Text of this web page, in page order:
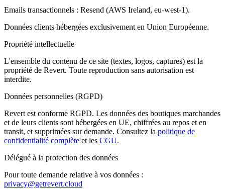
Emails transactionnels : Resend (AWS Ireland, eu-west-1).
Données clients hébergées exclusivement en Union Européenne.
Propriété intellectuelle
L'ensemble du contenu de ce site (textes, logos, captures) est la
propriété de Revert. Toute reproduction sans autorisation est
interdite.
Données personnelles (RGPD)
Revert est conforme RGPD. Les données des boutiques marchandes
et de leurs clients sont hébergées en UE, chiffrées au repos et en
transit, et supprimées sur demande. Consultez la politique de
confidentialité complète et les CGU.
Délégué à la protection des données
Pour toute demande relative à vos données :
privacy@getrevert.cloud